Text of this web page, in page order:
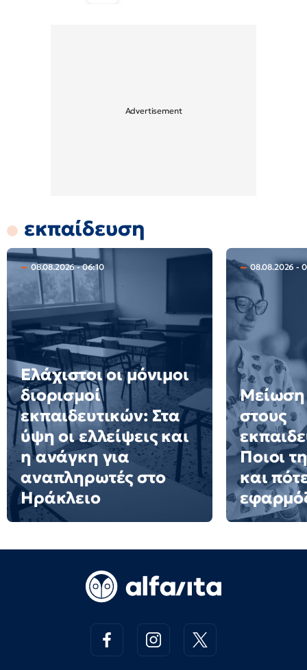
εκπαίδευση
08.08.2026 - 06:10
Ελάχιστοι οι μόνιμοι
διορισμοί
εκπαιδευτικών: Στα
ύψη οι ελλείψεις και
η ανάγκη για
αναπληρωτές στο
Ηράκλειο
08.08.2026 -
στους
Ποιοι
και